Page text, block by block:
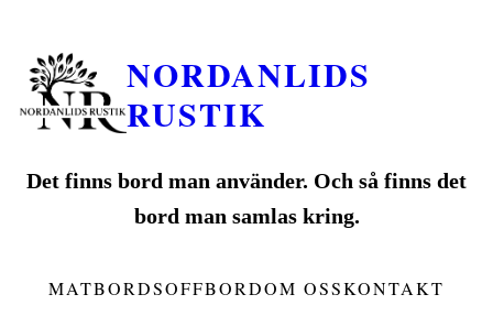
NORDANLIDS
RUSTIK
Det finns bord man använder. Och så finns det
bord man samlas kring.
MATBORDSOFFBORDOM OSSKONTAKT